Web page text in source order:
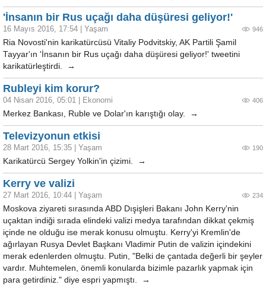
'İnsanın bir Rus uçağı daha düşüresi geliyor!'
16 Mayıs 2016, 17:54 Yaşam 946
Ria Novosti'nin karikatürcüsü Vitaliy Podvitskiy, AK Partili Şamil
Tayyar'ın 'İnsanın bir Rus uçağı daha düşüresi geliyor!' tweetini
karikatürleştirdi. →
Rubleyi kim korur?
04 Nisan 2016, 05:01 Ekonomi 406
Merkez Bankası, Ruble ve Dolar'ın karıştığı olay. →
Televizyonun etkisi
28 Mart 2016, 15:35 Yaşam 190
Karikatürcü Sergey Yolkin'in çizimi. →
Kerry ve valizi
27 Mart 2016, 10:44 Yaşam 234
Moskova ziyareti sırasında ABD Dışişleri Bakanı John Kerry'nin
uçaktan indiği sırada elindeki valizi medya tarafından dikkat çekmiş
içinde ne olduğu ise merak konusu olmuştu. Kerry'yi Kremlin'de
ağırlayan Rusya Devlet Başkanı Vladimir Putin de valizin içindekini
merak edenlerden olmuştu. Putin, "Belki de çantada değerli bir şeyler
vardır. Muhtemelen, önemli konularda bizimle pazarlık yapmak için
para getirdiniz." diye espri yapmıştı. →